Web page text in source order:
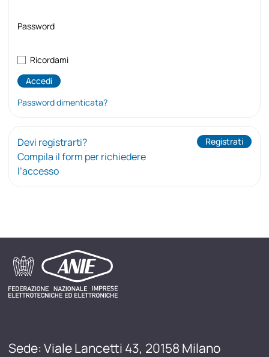
Password
Ricordami
Password dimenticata?
Devi registrarti?
Compila il form per richiedere
l’accesso
Registrati
Sede: Viale Lancetti 43, 20158 Milano